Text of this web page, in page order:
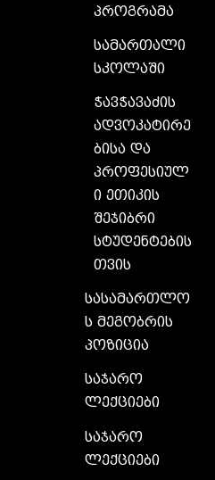
პროგრამა
სამართალი
სკოლაში
ჭავჭავაძის
ადვოკატირე
ბისა და
პროფესიულ
ი ეთიკის
შეჯიბრი
სტუდენტების
თვის
სასამართლო
ს მეგობრის
პოზიცია
საჯარო
ლექციები
საჯარო
ლექციები